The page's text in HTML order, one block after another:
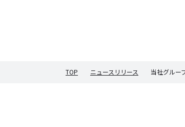
TOP ニュースリリース 当社グルー